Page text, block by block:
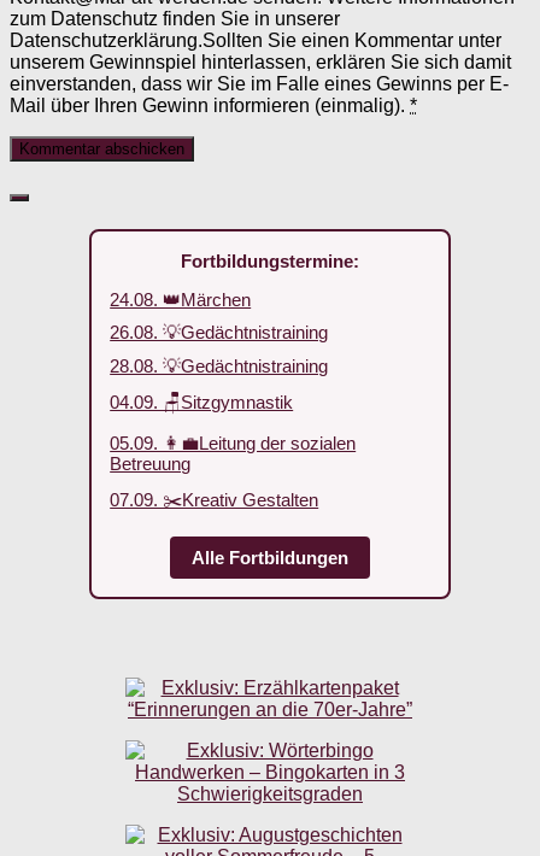
zum Datenschutz finden Sie in unserer
Datenschutzerklärung.Sollten Sie einen Kommentar unter
unserem Gewinnspiel hinterlassen, erklären Sie sich damit
einverstanden, dass wir Sie im Falle eines Gewinns per E-
Mail über Ihren Gewinn informieren (einmalig). *
Fortbildungstermine:
24.08. 👑Märchen
26.08. 💡Gedächtnistraining
28.08. 💡Gedächtnistraining
04.09. 🪑Sitzgymnastik
05.09. 👩‍💼Leitung der sozialen
Betreuung
07.09. ✂️Kreativ Gestalten
Alle Fortbildungen